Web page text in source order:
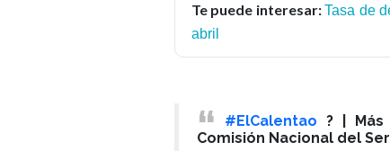
Te puede interesar:Tasa de
abril
#ElCalentao ? |
Comisión Nacional del